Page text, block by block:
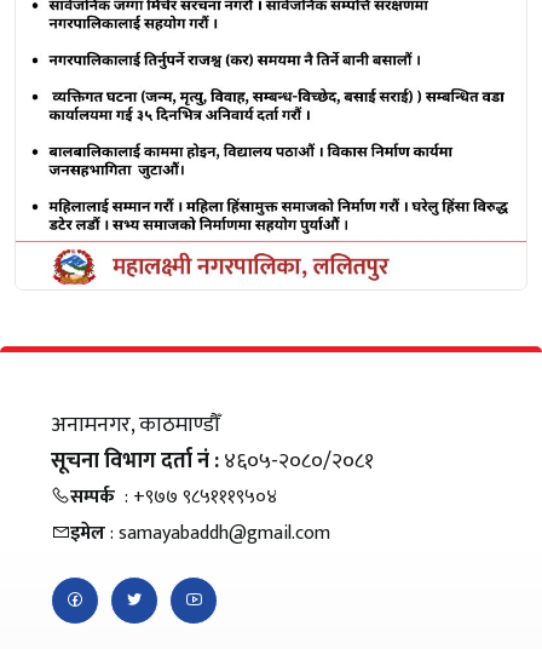
अनामनगर, काठमाण्डौँ
सूचना विभाग दर्ता नं :४६०५-२०८०/२०८१
सम्पर्क : +९७७ ९८५१११९५०४
इमेल: samayabaddh@gmail.com